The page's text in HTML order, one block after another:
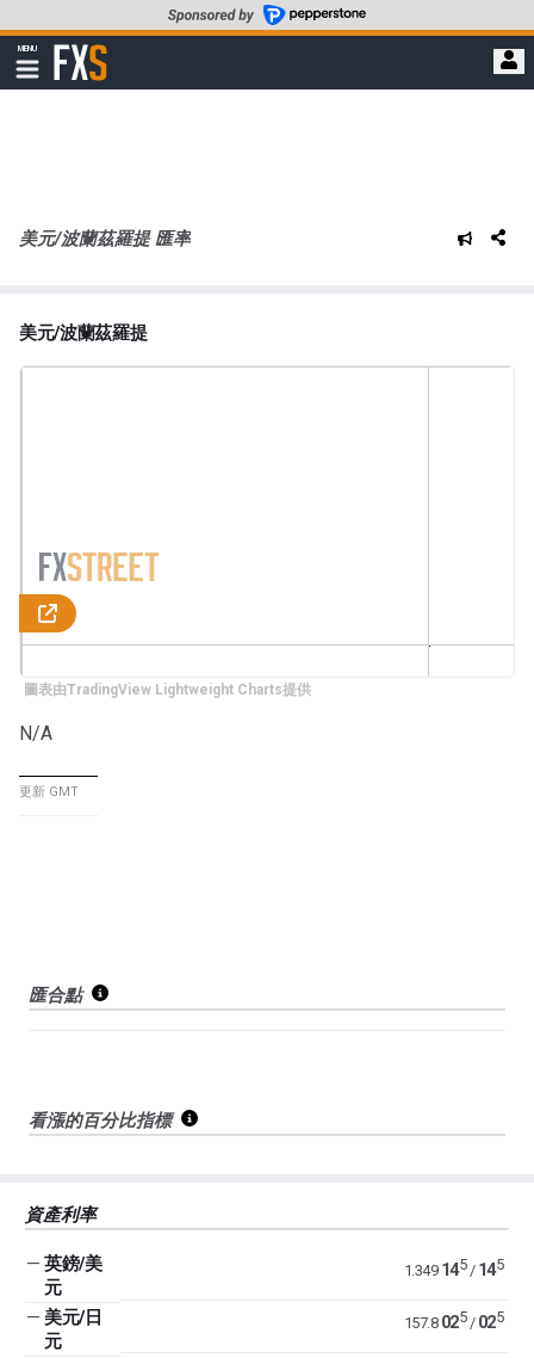
至
要
MENU
顯
示
FXStreet
美元/波蘭茲羅提 匯率
美元/波蘭茲羅提
圖表由TradingView Lightweight Charts提供
N/A
更新 GMT
匯合點
看漲的百分比指標
資產利率
— 英鎊/美
元
1.349 145/ 145
— 美元/日
元
157.8 025/ 025